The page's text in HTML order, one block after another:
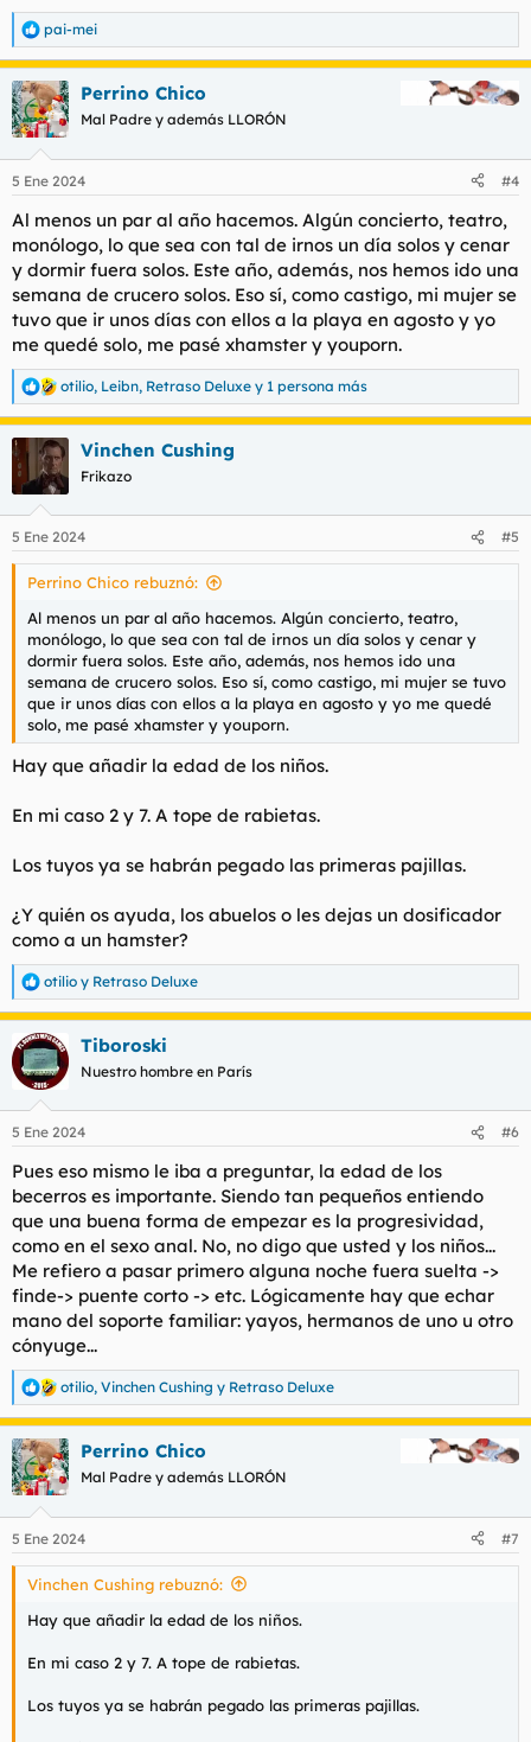
R
e
a
c
c
i
e
:
pai-mei
Perrino Chico
Mal Padre y además LLORÓN
5 Ene 2024 #4
Al menos un par al año hacemos. Algún concierto, teatro,
monólogo, lo que sea con tal de irnos un día solos y cenar
y dormir fuera solos. Este año, además, nos hemos ido una
semana de crucero solos. Eso sí, como castigo, mi mujer se
tuvo que ir unos días con ellos a la playa en agosto y yo
me quedé solo, me pasé xhamster y youporn.
R
e
a
c
c
i
e
s
otilio, Leibn, Retraso Deluxe y 1 persona más
Vinchen Cushing
Frikazo
5 Ene 2024 #5
Perrino Chico rebuznó:
Al menos un par al año hacemos. Algún concierto, teatro,
monólogo, lo que sea con tal de irnos un día solos y cenar y
dormir fuera solos. Este año, además, nos hemos ido una
semana de crucero solos. Eso sí, como castigo, mi mujer se tuvo
que ir unos días con ellos a la playa en agosto y yo me quedé
solo, me pasé xhamster y youporn.
Hay que añadir la edad de los niños.
En mi caso 2 y 7. A tope de rabietas.
Los tuyos ya se habrán pegado las primeras pajillas.
¿Y quién os ayuda, los abuelos o les dejas un dosificador
como a un hamster?
R
e
a
c
c
i
e
:
otilio y Retraso Deluxe
Tiboroski
Nuestro hombre en París
5 Ene 2024 #6
Pues eso mismo le iba a preguntar, la edad de los
becerros es importante. Siendo tan pequeños entiendo
que una buena forma de empezar es la progresividad,
como en el sexo anal. No, no digo que usted y los niños...
Me refiero a pasar primero alguna noche fuera suelta ->
finde-> puente corto -> etc. Lógicamente hay que echar
mano del soporte familiar: yayos, hermanos de uno u otro
cónyuge...
R
e
a
c
c
i
e
s
otilio, Vinchen Cushing y Retraso Deluxe
Perrino Chico
Mal Padre y además LLORÓN
5 Ene 2024 #7
Vinchen Cushing rebuznó:
Hay que añadir la edad de los niños.
En mi caso 2 y 7. A tope de rabietas.
Los tuyos ya se habrán pegado las primeras pajillas.